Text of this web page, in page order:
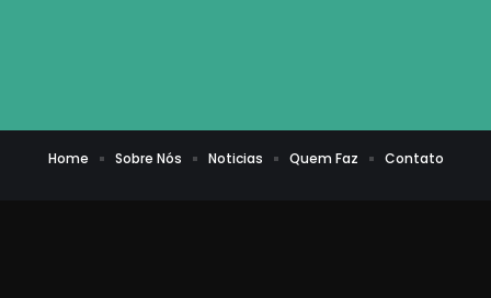
Home Sobre Nós Noticias Quem Faz Contato